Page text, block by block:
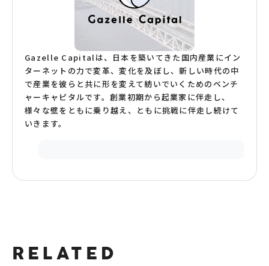
Gazelle Capitalは、日本を築いてきた国内産業にイン
ターネットの力で変革、変化を及ぼし、新しい時代の中
で産業を彼らと共に形を変えて紡いでいくためのベンチ
ャーキャピタルです。創業初期から起業家に伴走し、
様々な壁をともに乗り越え、ともに挑戦に伴走し続けて
いきます。
RELATED